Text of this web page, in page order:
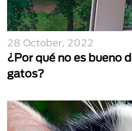
28 October, 2022
¿Por qué no es bueno
gatos?